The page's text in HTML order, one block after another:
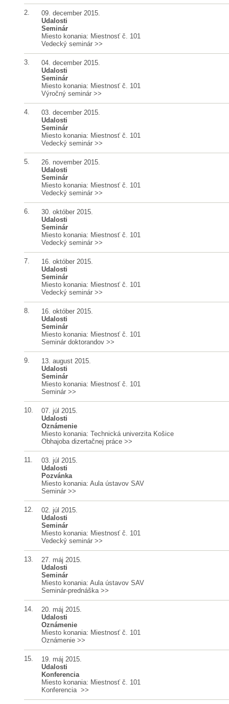
2.
09. december 2015.
Udalosti
Seminár
Miesto konania: Miestnosť č. 101
Vedecký seminár >>
3.
04. december 2015.
Udalosti
Seminár
Miesto konania: Miestnosť č. 101
Výročný seminár >>
4.
03. december 2015.
Udalosti
Seminár
Miesto konania: Miestnosť č. 101
Vedecký seminár >>
5.
26. november 2015.
Udalosti
Seminár
Miesto konania: Miestnosť č. 101
Vedecký seminár >>
6.
30. október 2015.
Udalosti
Seminár
Miesto konania: Miestnosť č. 101
Vedecký seminár >>
7.
16. október 2015.
Udalosti
Seminár
Miesto konania: Miestnosť č. 101
Vedecký seminár >>
8.
16. október 2015.
Udalosti
Seminár
Miesto konania: Miestnosť č. 101
Seminár doktorandov >>
9.
13. august 2015.
Udalosti
Seminár
Miesto konania: Miestnosť č. 101
Seminár >>
10.
07. júl 2015.
Udalosti
Oznámenie
Miesto konania: Technická univerzita Košice
Obhajoba dizertačnej práce >>
11.
03. júl 2015.
Udalosti
Pozvánka
Miesto konania: Aula ústavov SAV
Seminár >>
12.
02. júl 2015.
Udalosti
Seminár
Miesto konania: Miestnosť č. 101
Vedecký seminár >>
13.
27. máj 2015.
Udalosti
Seminár
Miesto konania: Aula ústavov SAV
Seminár-prednáška >>
14.
20. máj 2015.
Udalosti
Oznámenie
Miesto konania: Miestnosť č. 101
Oznámenie >>
15.
19. máj 2015.
Udalosti
Konferencia
Miesto konania: Miestnosť č. 101
Konferencia >>